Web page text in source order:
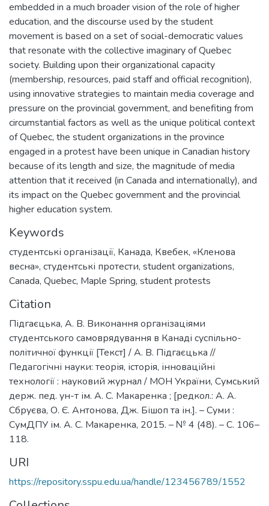
embedded in a much broader vision of the role of higher
education, and the discourse used by the student
movement is based on a set of social-democratic values
that resonate with the collective imaginary of Quebec
society. Building upon their organizational capacity
(membership, resources, paid staff and official recognition),
using innovative strategies to maintain media coverage and
pressure on the provincial government, and benefiting from
circumstantial factors as well as the unique political context
of Quebec, the student organizations in the province
engaged in a protest have been unique in Canadian history
because of its length and size, the magnitude of media
attention that it received (in Canada and internationally), and
its impact on the Quebec government and the provincial
higher education system.
Keywords
студентські організації, Канада, Квебек, «Кленова
весна», студентські протести, student organizations,
Canada, Quebec, Maple Spring, student protests
Citation
Підгаєцька, А. В. Виконання організаціями
студентського самоврядування в Канаді суспільно-
політичної функції [Текст] / А. В. Підгаєцька //
Педагогічні науки: теорія, історія, інноваційні
технології : науковий журнал / МОН України, Сумський
держ. пед. ун-т ім. А. С. Макаренка ; [редкол.: А. А.
Сбруєва, О. Є. Антонова, Дж. Бішоп та ін.]. – Суми :
СумДПУ ім. А. С. Макаренка, 2015. – № 4 (48). – С. 106–
118.
URI
https://repository.sspu.edu.ua/handle/123456789/1552